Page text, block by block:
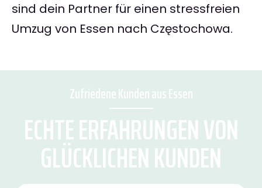
sind dein Partner für einen stressfreien
Umzug von Essen nach Częstochowa.
Zufriedene Kunden aus Essen
ECHTE ERFAHRUNGEN VON
GLÜCKLICHEN KUNDEN